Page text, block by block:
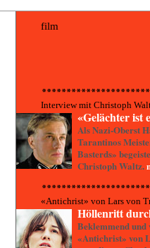
film
Interview mit Christoph
«Gelächter ist
Als Nazi-Oberst
Tarantinos
Basterds»
Christoph Waltz.
«Antichrist» von Lars von
Höllenritt
Beklemmend
«Antichrist» von